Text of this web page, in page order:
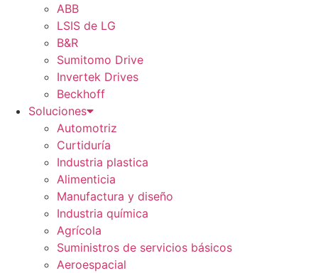
ABB
LSIS de LG
B&R
Sumitomo Drive
Invertek Drives
Beckhoff
Soluciones
Automotriz
Curtiduría
Industria plastica
Alimenticia
Manufactura y diseño
Industria química
Agrícola
Suministros de servicios básicos
Aeroespacial